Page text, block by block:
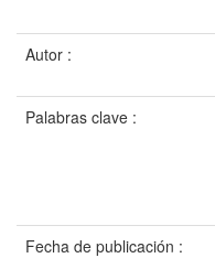
Autor :
Palabras clave :
Fecha de publicación :